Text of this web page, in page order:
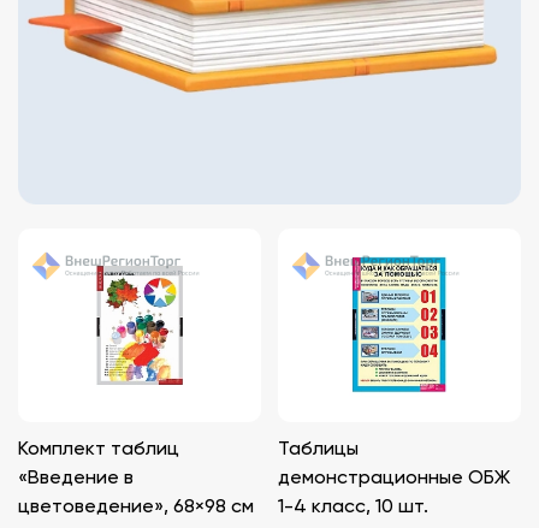
Комплект таблиц
«Введение в
цветоведение», 68×98 см
Таблицы
демонстрационные ОБЖ
1-4 класс, 10 шт.